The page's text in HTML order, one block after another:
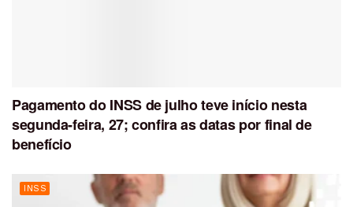
Pagamento do INSS de julho teve início nesta
segunda-feira, 27; confira as datas por final de
benefício
INSS